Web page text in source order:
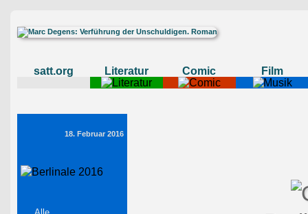
satt.org Literatur Comic Film
18. Februar 2016